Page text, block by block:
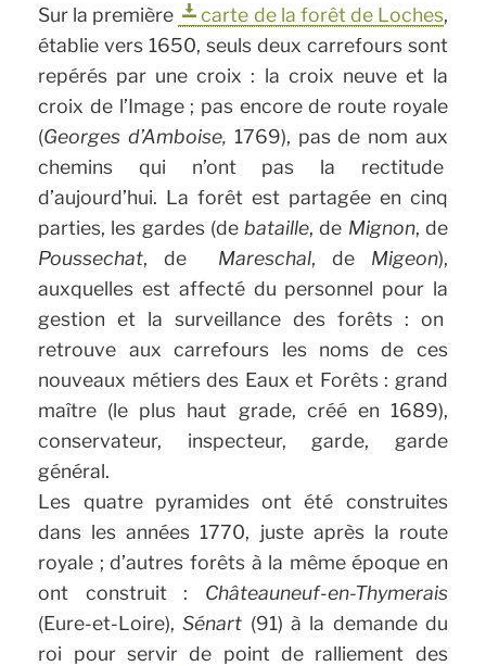
Sur la première
carte de la forêt de Loches,
établie vers 1650, seuls deux carrefours sont
repérés par une croix : la croix neuve et la
croix de l’Image ; pas encore de route royale
(Georges d’Amboise, 1769), pas de nom aux
chemins qui n’ont pas la rectitude
d’aujourd’hui. La forêt est partagée en cinq
parties, les gardes (de bataille, de Mignon, de
Poussechat, de Mareschal, de Migeon),
auxquelles est affecté du personnel pour la
gestion et la surveillance des forêts : on
retrouve aux carrefours les noms de ces
nouveaux métiers des Eaux et Forêts : grand
maître (le plus haut grade, créé en 1689),
conservateur, inspecteur, garde, garde
général.
Les quatre pyramides ont été construites
dans les années 1770, juste après la route
royale ; d’autres forêts à la même époque en
ont construit : Châteauneuf-en-Thymerais
(Eure-et-Loire),Sénart (91) à la demande du
roi pour servir de point de ralliement des